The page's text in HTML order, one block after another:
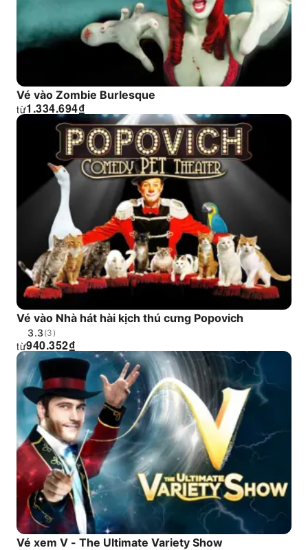
Vé vào Zombie Burlesque
₫
1.334.694
từ
Vé vào Nhà hát hài kịch thú cưng Popovich
3.3 (3)
₫
940.352
từ
Vé xem V - The Ultimate Variety Show